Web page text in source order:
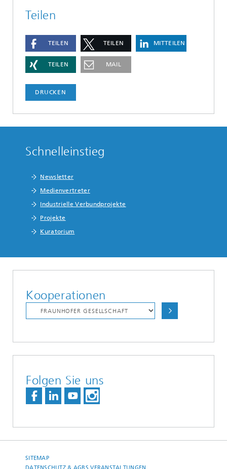
Teilen
TEILEN TEILEN MITTEILEN
TEILEN MAIL
DRUCKEN
Schnelleinstieg
Newsletter
Medienvertreter
Industrielle Verbundprojekte
Projekte
Kuratorium
Kooperationen
Folgen Sie uns
SITEMAP